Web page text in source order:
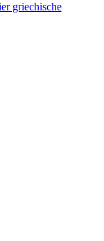
griechische